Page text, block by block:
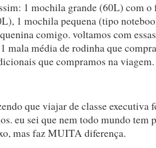
1 mochila grande (60L) com o
1 mochila pequena (tipo
comigo. voltamos com
mala média de rodinha que
que compramos na viagem.
que viajar de classe executiva
eu sei que nem todo mundo tem
mas faz MUITA diferença.